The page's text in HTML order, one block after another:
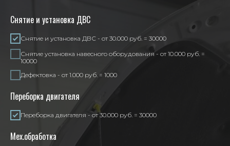
Снятие и установка ДВС
Снятие и установка ДВС - от 30.000 руб. = 30000
Снятие установка навесного оборудования - от 10.000 руб. =
10000
Дефектовка - от 1.000 руб. = 1000
Переборка двигателя
Переборка двигателя - от 30.000 руб. = 30000
Мех.обработка